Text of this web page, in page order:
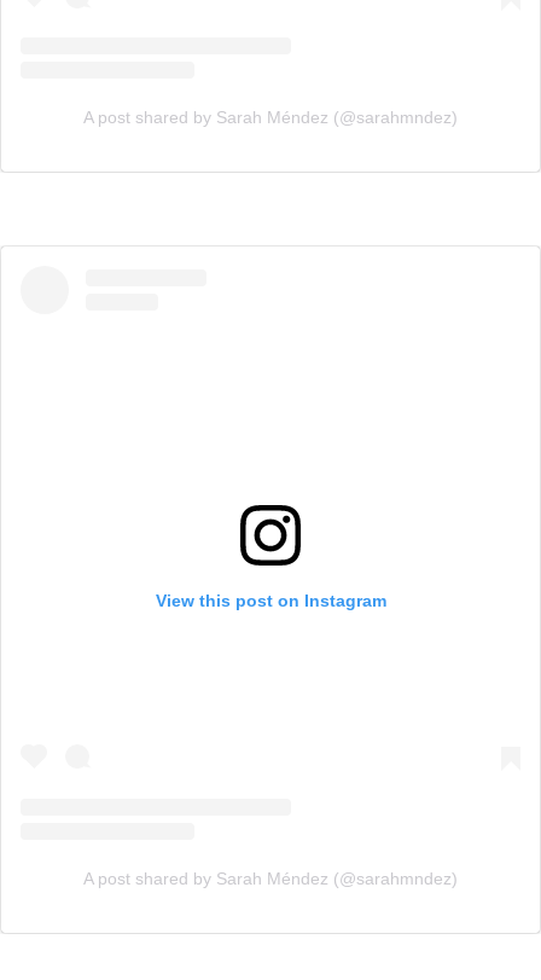
A post shared by Sarah Méndez (@sarahmndez)
View this post on Instagram
A post shared by Sarah Méndez (@sarahmndez)